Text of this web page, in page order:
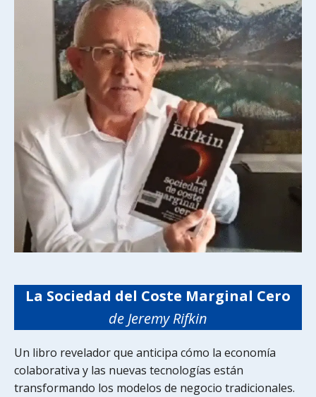
La Sociedad del Coste Marginal Cero
de Jeremy Rifkin
Un libro revelador que anticipa cómo la economía
colaborativa y las nuevas tecnologías están
transformando los modelos de negocio tradicionales.